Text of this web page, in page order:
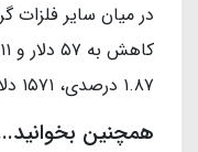
۱.۸۷ درصدی، ۱۵۷۱ دلار معامله می‌شود.
همچنین